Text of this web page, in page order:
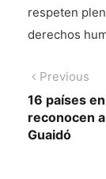
respeten
derechos
de
Previous
16 países
reconocen a
Guaidó